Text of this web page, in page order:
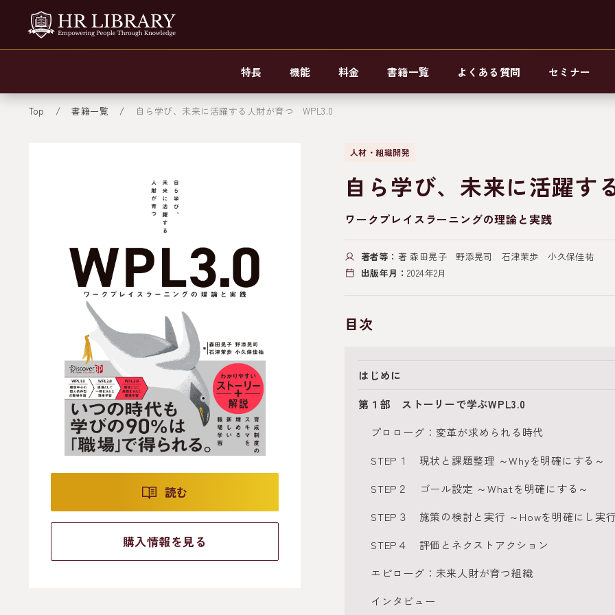
特長 機能 料金 書籍一覧 よくある質問 セミナー
Top 書籍一覧 自ら学び、未来に活躍する人財が育つ WPL3.0
読む
購入情報を見る
人材・組織開発
自ら学び、未来に活躍
ワークプレイスラーニングの理論と実践
著者等： 著 森田晃子 野添晃司 石津茉歩 小久保佳祐
出版年月： 2024年2月
目次
はじめに
第１部 ストーリーで学ぶWPL3.0
プロローグ：変革が求められる時代
STEP１ 現状と課題整理 ～Whyを明確にする～
STEP２ ゴール設定 ～Whatを明確にする～
STEP３ 施策の検討と実行 ～Howを明確にし実
STEP４ 評価とネクストアクション
エピローグ：未来人財が育つ組織
インタビュー